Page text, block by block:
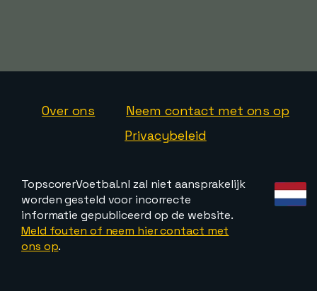
Over ons
Neem contact met ons op
Privacybeleid
TopscorerVoetbal.nl zal niet aansprakelijk
worden gesteld voor incorrecte
informatie gepubliceerd op de website.
Meld fouten of neem hier contact met
ons op.